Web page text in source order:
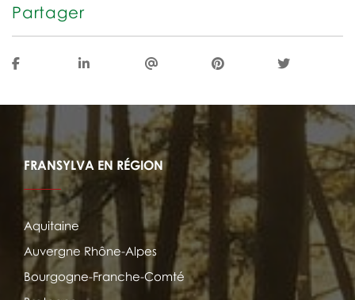
Partager
FRANSYLVA EN RÉGION
Aquitaine
Auvergne Rhône-Alpes
Bourgogne-Franche-Comté